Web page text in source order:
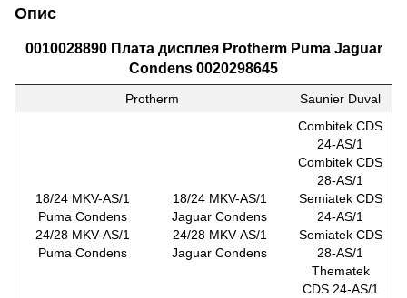
Опис
0010028890 Плата дисплея Protherm Puma Jaguar
Condens 0020298645
Protherm Saunier Duval
18/24 MKV-AS/1
Puma Condens
24/28 MKV-AS/1
Puma Condens
18/24 MKV-AS/1
Jaguar Condens
24/28 MKV-AS/1
Jaguar Condens
Combitek CDS
24-AS/1
Combitek CDS
28-AS/1
Semiatek CDS
24-AS/1
Semiatek CDS
28-AS/1
Thematek
CDS 24-AS/1